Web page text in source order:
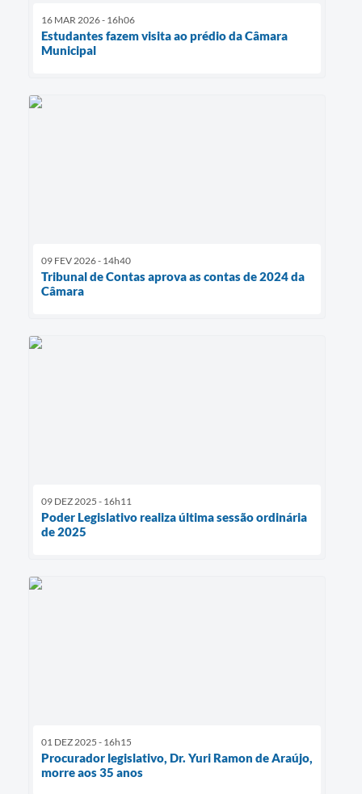
16 MAR 2026 - 16h06
Estudantes fazem visita ao prédio da Câmara
Municipal
09 FEV 2026 - 14h40
Tribunal de Contas aprova as contas de 2024 da
Câmara
09 DEZ 2025 - 16h11
Poder Legislativo realiza última sessão ordinária
de 2025
01 DEZ 2025 - 16h15
Procurador legislativo, Dr. Yuri Ramon de Araújo,
morre aos 35 anos